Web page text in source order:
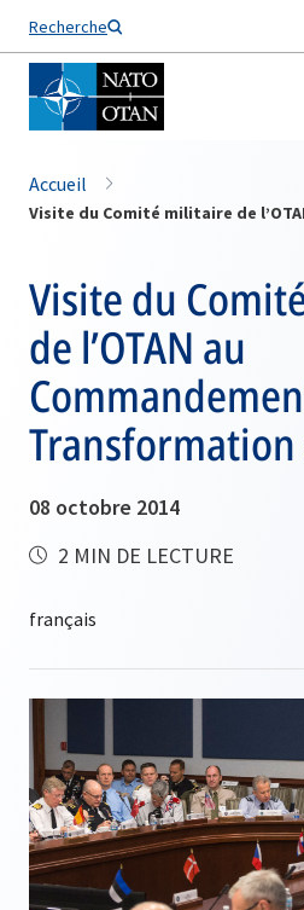
Recherche
Nom de famille*
Accueil
Visite du
de l’OTAN au
08 octobre 2014
2 MIN DE LECTURE